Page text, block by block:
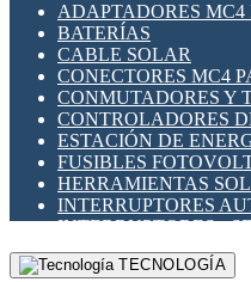
ADAPTADORES MC4
BATERÍAS
CABLE SOLAR
CONECTORES MC4
CONMUTADORES Y
CONTROLADORES
ESTACIÓN DE
FUSIBLES
HERRAMIENTAS
INTERRUPTORES
INTERRUPTORES -
MONTAJE PANEL
PORTA FUSIBLES Y
TECNOLOGÍA